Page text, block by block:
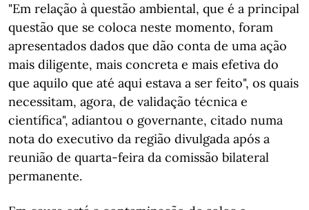
"Em relação à questão ambiental, que é a principal
questão que se coloca neste momento, foram
apresentados dados que dão conta de uma ação
mais diligente, mais concreta e mais efetiva do
que aquilo que até aqui estava a ser feito", os quais
necessitam, agora, de validação técnica e
científica", adiantou o governante, citado numa
nota do executivo da região divulgada após a
reunião de quarta-feira da comissão bilateral
permanente.